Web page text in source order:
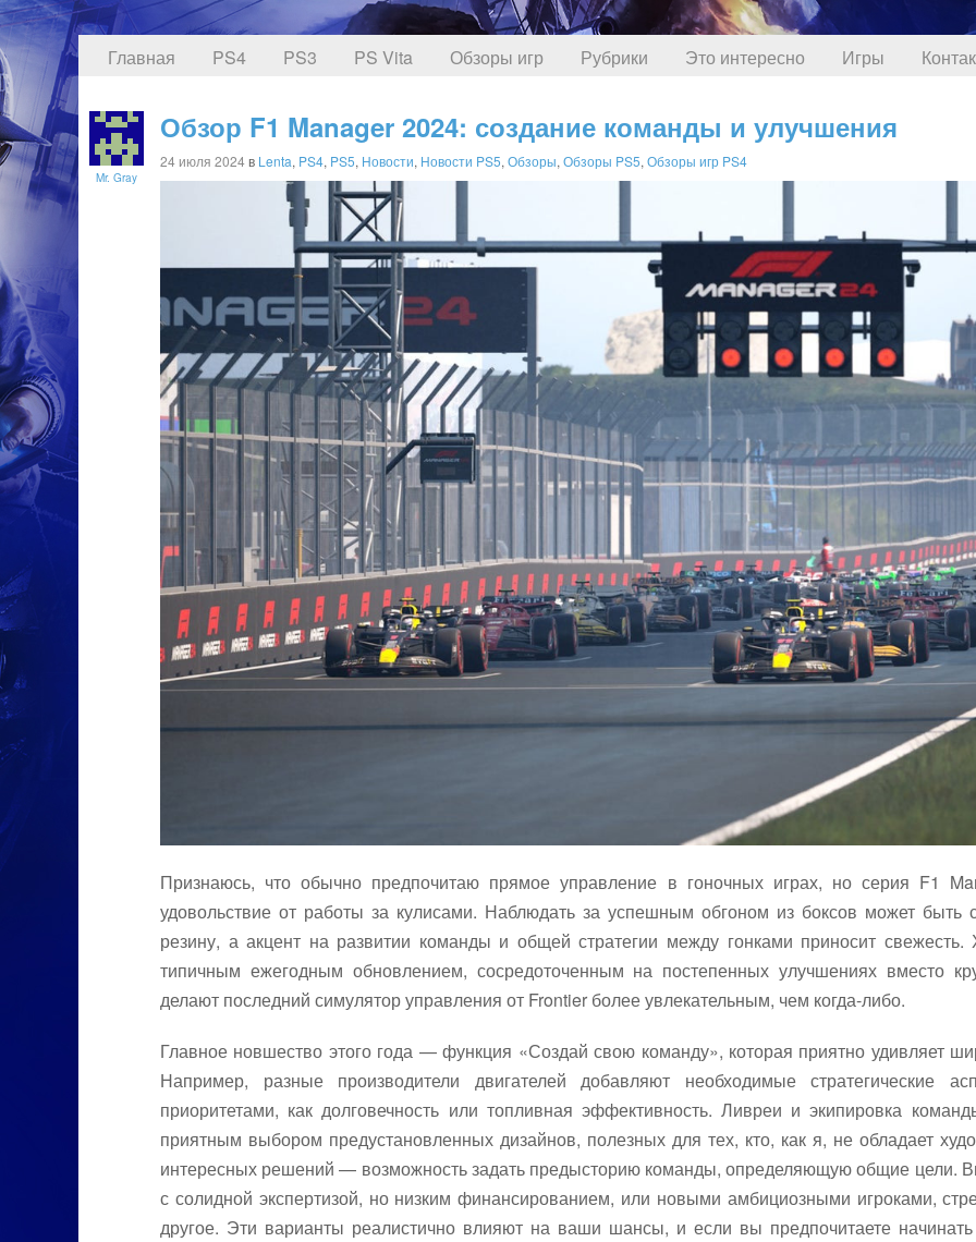
Главная PS4 PS3 PS Vita Обзоры игр Рубрики Это интересно Игры
Mr. Gray
Обзор F1 Manager 2024: создание команды и улучшения
24 июля 2024в Lenta, PS4, PS5, Новости, Новости PS5, Обзоры, Обзоры PS5, Обзоры игр PS4
Признаюсь, что обычно предпочитаю прямое управление в гоночных играх, но серия F1
удовольствие от работы за кулисами. Наблюдать за успешным обгоном из боксов может
резину, а акцент на развитии команды и общей стратегии между гонками приносит
типичным ежегодным обновлением, сосредоточенным на постепенных улучшениях вместо
делают последний симулятор управления от Frontier более увлекательным, чем когда-либо.
Главное новшество этого года — функция «Создай свою команду», которая приятно удивляет
Например, разные производители двигателей добавляют необходимые стратегические
приоритетами, как долговечность или топливная эффективность. Ливреи и экипировка
приятным выбором предустановленных дизайнов, полезных для тех, кто, как я, не обладает
интересных решений — возможность задать предысторию команды, определяющую общие цели.
с солидной экспертизой, но низким финансированием, или новыми амбициозными игроками,
другое. Эти варианты реалистично влияют на ваши шансы, и если вы предпочитаете